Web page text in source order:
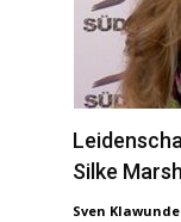
Silke
Sven